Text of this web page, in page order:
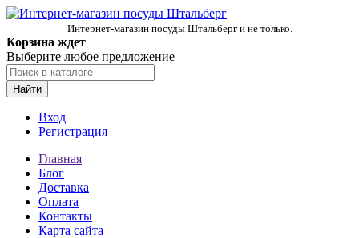
Интернет-магазин посуды Штальберг и не только.
Корзина ждет
Выберите любое предложение
Найти
Вход
Регистрация
Главная
Блог
Доставка
Оплата
Контакты
Карта сайта